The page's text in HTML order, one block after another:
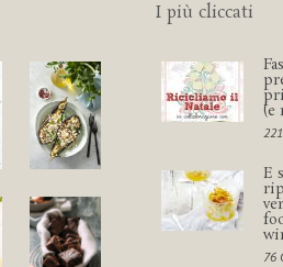
I più cliccati
(e
E
76